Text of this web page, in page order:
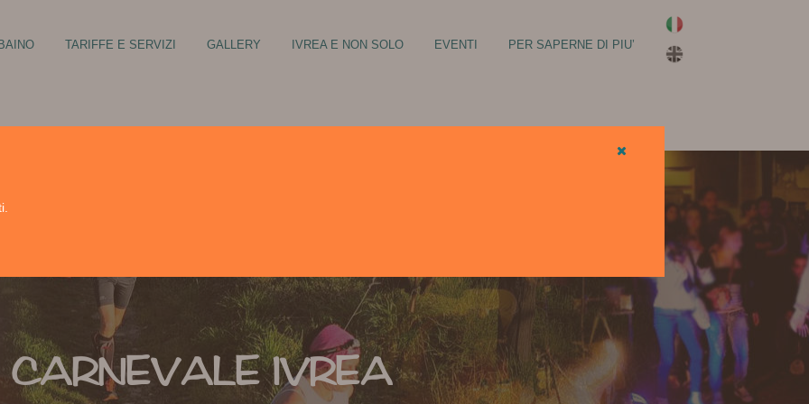
TARIFFE E SERVIZI GALLERY IVREA E NON SOLO
D’AOSTA
EVENTI PER SAPERNE DI PIU’
CARNEVALE IVREA